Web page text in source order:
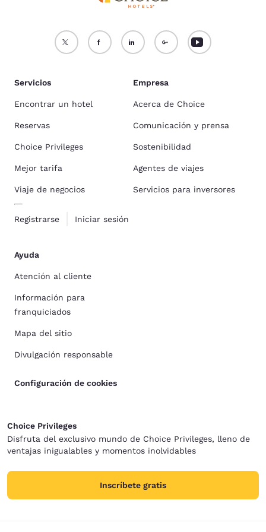
Servicios
Encontrar un hotel
Reservas
Choice Privileges
Mejor tarifa
Viaje de negocios
Registrarse Iniciar sesión
Empresa
Acerca de Choice
Comunicación y prensa
Sostenibilidad
Agentes de viajes
Servicios para inversores
Ayuda
Atención al cliente
Información para
franquiciados
Mapa del sitio
Divulgación responsable
Configuración de cookies
Choice Privileges
Disfruta del exclusivo mundo de Choice Privileges, lleno de
ventajas inigualables y momentos inolvidables
Inscríbete gratis